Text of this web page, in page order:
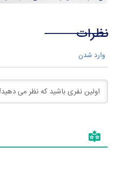
نظرات
وارد شدن